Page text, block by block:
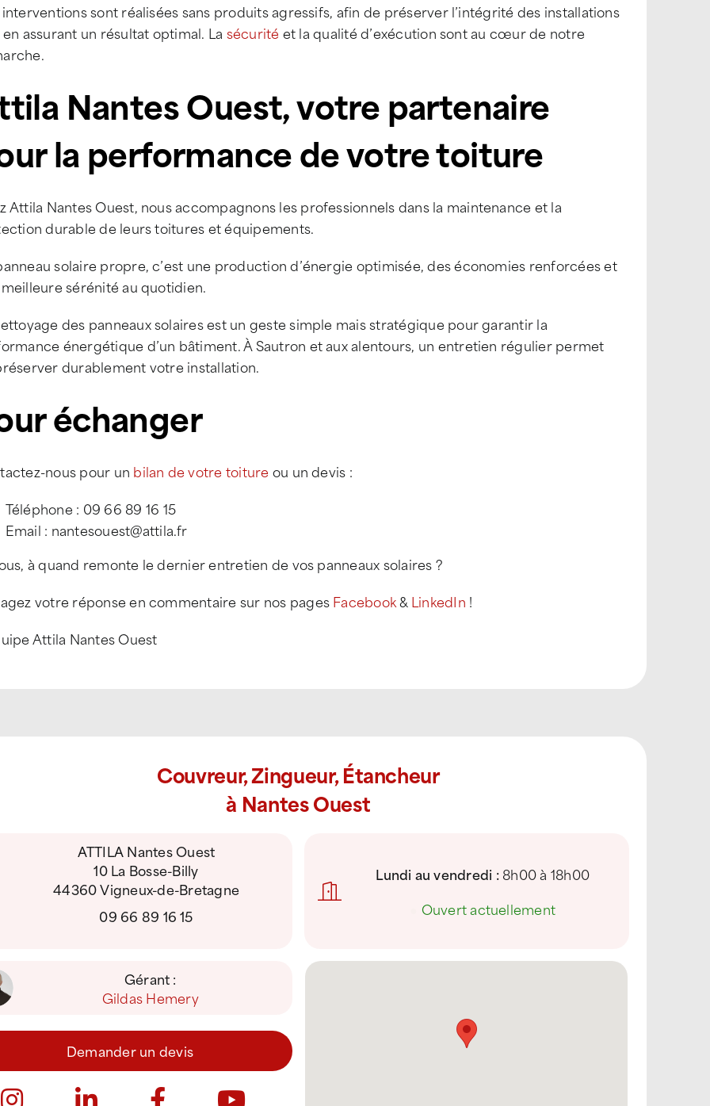
sont réalisées sans produits agressifs, afin de préserver l’intégrité des installations
assurant un résultat optimal. La sécurité et la qualité d’exécution sont au cœur de notre
Nantes Ouest, votre partenaire
la performance de votre toiture
Attila Nantes Ouest, nous accompagnons les professionnels dans la maintenance et la
durable de leurs toitures et équipements.
solaire propre, c’est une production d’énergie optimisée, des économies renforcées et
sérénité au quotidien.
des panneaux solaires est un geste simple mais stratégique pour garantir la
énergétique d’un bâtiment. À Sautron et aux alentours, un entretien régulier permet
durablement votre installation.
échanger
nous pour un bilan de votre toiture ou un devis :
Téléphone : 09 66 89 16 15
Email : nantesouest@attila.fr
à quand remonte le dernier entretien de vos panneaux solaires ?
votre réponse en commentaire sur nos pagesFacebook& LinkedIn !
Attila Nantes Ouest
Couvreur, Zingueur, Étancheur
à Nantes Ouest
ATTILA Nantes Ouest
10 La Bosse-Billy
44360 Vigneux-de-Bretagne
09 66 89 16 15
Lundi au vendredi :8h00 à 18h00
Ouvert actuellement
Gérant :
Gildas Hemery
Demander un devis